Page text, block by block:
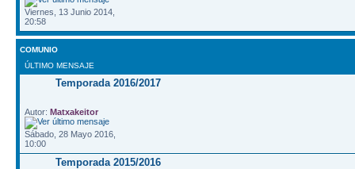
Viernes, 13 Junio 2014,
20:58
COMUNIO
ÚLTIMO MENSAJE
Temporada 2016/2017
Autor: Matxakeitor
Sábado, 28 Mayo 2016,
10:00
Temporada 2015/2016